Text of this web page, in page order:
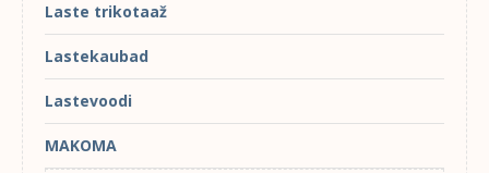
Laste trikotaaž
Lastekaubad
Lastevoodi
MAKOMA